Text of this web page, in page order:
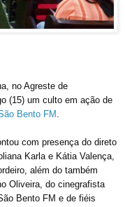
no Agreste de
(15) um culto em ação de
Bento FM .
com presença do direto
Karla e Kátia Valença,
além do também
Oliveira, do cinegrafista
Bento FM e de fiéis